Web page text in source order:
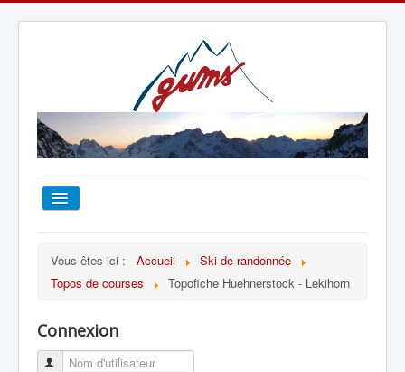
TOUT SUR LE GUMS
ESCALADE
Vous êtes ici : Accueil
Ski de randonnée
Topos de courses
Topofiche Huehnerstock - Lekihorn
Connexion